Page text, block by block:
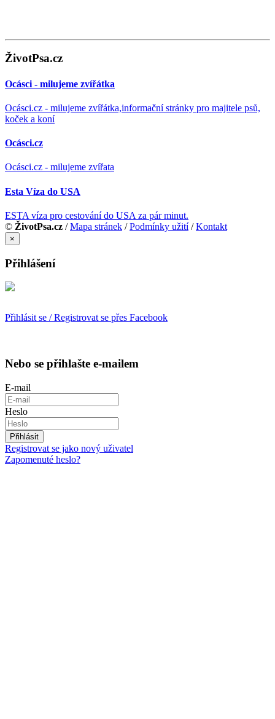
ŽivotPsa.cz
Ocásci - milujeme zvířátka
Ocásci.cz - milujeme zvířátka,informační stránky pro majitele psů,
koček a koní
Ocásci.cz
Ocásci.cz - milujeme zvířata
Esta Víza do USA
ESTA víza pro cestování do USA za pár minut.
© ŽivotPsa.cz /Mapa stránek /Podmínky užití/Kontakt
×
Přihlášení
Přihlásit se / Registrovat se přes Facebook
Nebo se přihlašte e-mailem
E-mail
Heslo
Přihlásit
Registrovat se jako nový uživatel
Zapomenuté heslo?